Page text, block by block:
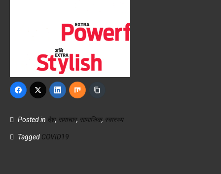
Posted in देश, समाचार, सामाजिक, स्वास्थ्य
Tagged COVID19